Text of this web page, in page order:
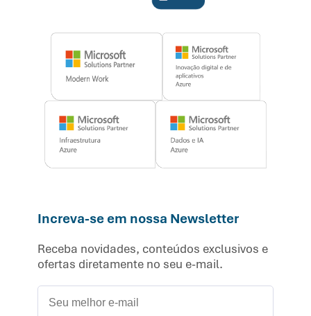
Increva-se em nossa Newsletter
Receba novidades, conteúdos exclusivos e
ofertas diretamente no seu e-mail.